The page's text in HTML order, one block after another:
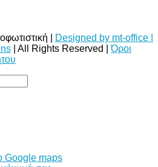
|
Designed by mt-office |
| All Rights Reserved |Όροι
Google maps